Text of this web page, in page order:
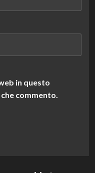
in questo
commento.